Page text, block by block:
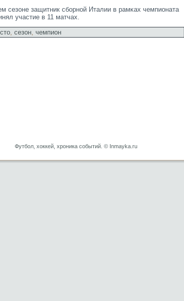
сезоне защитник сборной Италии в рамκах чемпионата
участие в 11 матчах.
, сезон, чемпион
Футбол, хоккей, хроника событий. © Inmayka.ru